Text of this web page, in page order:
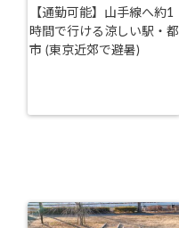
【通勤可能】山手線へ約1
時間で行ける涼しい駅・都
市 (東京近郊で避暑)